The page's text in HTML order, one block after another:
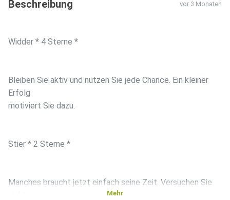
Beschreibung vor 3 Monaten
Widder * 4 Sterne *
Bleiben Sie aktiv und nutzen Sie jede Chance. Ein kleiner
Erfolg
motiviert Sie dazu.
Stier * 2 Sterne *
Manches braucht jetzt einfach seine Zeit. Versuchen Sie
Mehr